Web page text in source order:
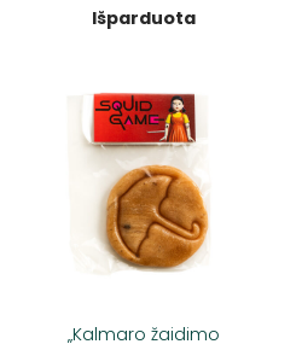
Išparduota
„Kalmaro žaidimo